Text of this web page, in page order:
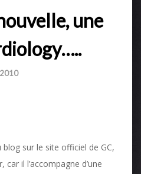
une
sur le site officiel de GC,
il l’accompagne d’une